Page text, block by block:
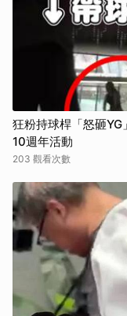
狂粉持球桿「怒砸YG
10週年活動
203 觀看次數